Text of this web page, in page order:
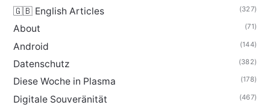
🇬🇧 English Articles (327)
About (71)
Android (144)
Datenschutz (382)
Diese Woche in Plasma (178)
Digitale Souveränität (467)